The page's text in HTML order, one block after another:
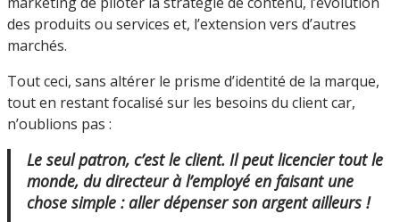
des produits ou services et, l’extension vers d’autres
marchés.
Tout ceci, sans altérer le prisme d’identité de la marque,
tout en restant focalisé sur les besoins du client car,
n’oublions pas :
Le seul patron, c’est le client. Il peut licencier tout le
monde, du directeur à l’employé en faisant une
chose simple : aller dépenser son argent ailleurs !